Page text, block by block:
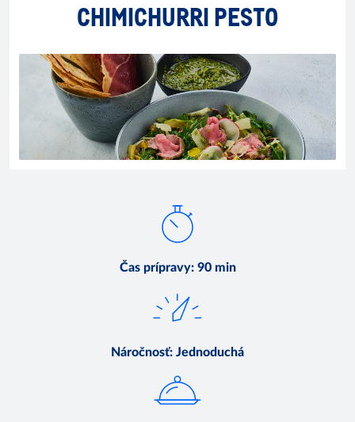
CHIMICHURRI PESTO
Čas prípravy: 90 min
Náročnosť: Jednoduchá